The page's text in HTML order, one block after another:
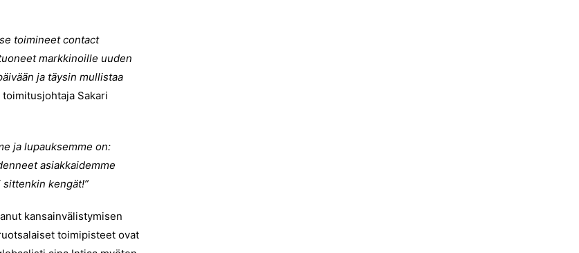
toimineet contact
markkinoille uuden
ja täysin mullistaa
Sakari
ja lupauksemme on:
asiakkaidemme
kengät!”
kansainvälistymisen
toimipisteet ovat